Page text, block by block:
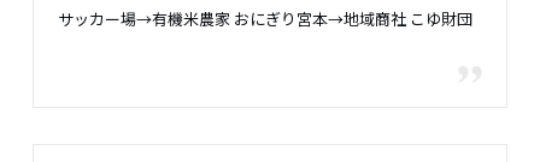
サッカー場→有機米農家 おにぎり宮本→地域商社 こゆ財団